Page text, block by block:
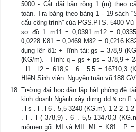
5000 - Cắt dải bản rộng 1 (m) theo
toán. Tra bảng theo bảng 1 - 19 sách
cấu công trình” của PGS.PTS. 5400
sơ đồ 1: m11 = 0,0391 m12 =
0,0228 K81 = 0,0469 M82 = 0,0216
dụng lên ô1: + Tĩnh tải: gs = 378,9
(KG/m). - Tính: q = gs + ps = 378,9 +
. l1 . l2 = 618,9 . 6 . 5,5 = 16710,3
HIểN Sinh viên: Nguyễn tuấn vũ 188
Tr•ờng đại học dân lập hảI phòng đề
kinh doanh Ngành xây dựng dd & cn 
. l s . l . l 6 . 5,5 3240 (KG.m). 1 2 2 1
. l . l ( 378,9) . 6 . 5,5 13470,3
mômen gối MI và MII. MI = K81 . P =